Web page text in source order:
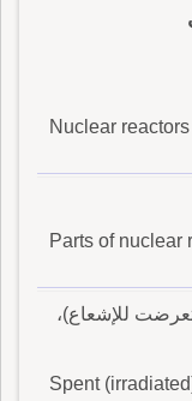
Nuclear reactors
Parts of nuclear
للإشعاع)،
Spent